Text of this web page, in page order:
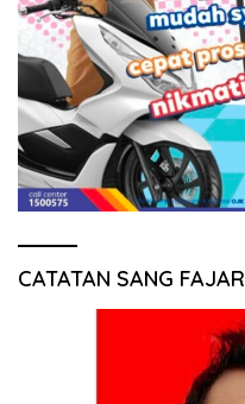
CATATAN SANG FAJAR